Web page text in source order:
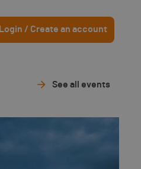
Login / Create an account
See all events